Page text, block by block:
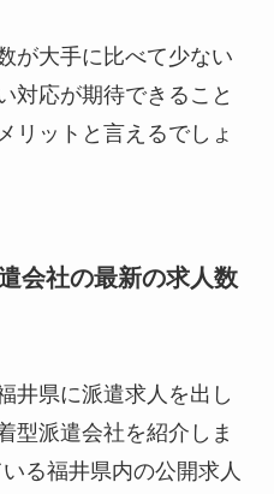
が大手に比べて少ない
対応が期待できること
リットと言えるでしょ
会社の最新の求人数
井県に派遣求人を出し
型派遣会社を紹介しま
る福井県内の公開求人